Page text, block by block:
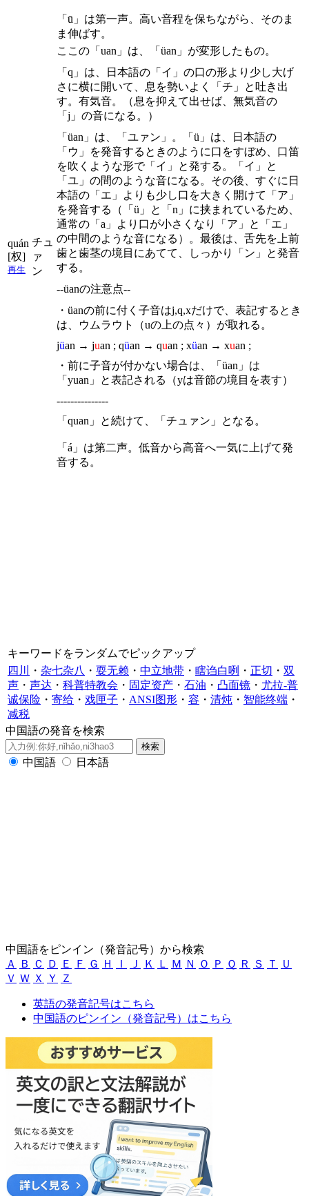
「ū」は第一声。高い音程を保ちながら、そのま
ま伸ばす。
quán
[权]
再生
チュ
ァ
ン
ここの「uan」は、「üan」が変形したもの。
「q」は、日本語の「イ」の口の形より少し大げ
さに横に開いて、息を勢いよく「チ」と吐き出
す。有気音。（息を抑えて出せば、無気音の
「j」の音になる。）
「üan」は、「ユァン」。「ü」は、日本語の
「ウ」を発音するときのように口をすぼめ、口笛
を吹くような形で「イ」と発する。「イ」と
「ユ」の間のような音になる。その後、すぐに日
本語の「エ」よりも少し口を大きく開けて「ア」
を発音する（「ü」と「n」に挟まれているため、
通常の「a」より口が小さくなり「ア」と「エ」
の中間のような音になる）。最後は、舌先を上前
歯と歯茎の境目にあてて、しっかり「ン」と発音
する。
--üanの注意点--
・üanの前に付く子音はj,q,xだけで、表記するとき
は、ウムラウト（uの上の点々）が取れる。
jüan → juan ; qüan → quan ; xüan → xuan ;
・前に子音が付かない場合は、「üan」は
「yuan」と表記される（yは音節の境目を表す）
---------------
「quan」と続けて、「チュァン」となる。
「á」は第二声。低音から高音へ一気に上げて発
音する。
キーワードをランダムでピックアップ
四川
・ 杂七杂八 ・ 耍无赖 ・ 中立地带 ・ 瞎诌白咧 ・ 正切 ・ 双
声 ・ 声达 ・ 科普特教会 ・ 固定资产 ・ 石油 ・ 凸面镜 ・ 尤拉-普
诚保险 ・ 寄给 ・ 戏匣子 ・ ANSI图形 ・ 容 ・ 清炖 ・ 智能终端 ・
减税
中国語の発音を検索
中国語 日本語
中国語をピンイン（発音記号）から検索
Ａ
Ｂ Ｃ Ｄ Ｅ Ｆ Ｇ Ｈ Ｉ Ｊ Ｋ Ｌ Ｍ Ｎ Ｏ Ｐ Ｑ Ｒ Ｓ Ｔ
Ｕ
Ｖ Ｗ Ｘ Ｙ Ｚ
英語の発音記号はこちら
中国語のピンイン（発音記号）はこちら